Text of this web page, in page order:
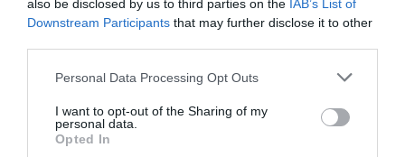
also be disclosed by us to third parties on the IAB’s List of
Downstream Participants that may further disclose it to other
Please note that this website/app uses one or more Google
not limited to your visit or usage behaviour. You may click to
grant or deny consent to Google and its third-party tags to
use your data for below specified purposes in below Google
Personal Data Processing Opt Outs
I want to opt-out of the Sharing of my
personal data.
Opted In